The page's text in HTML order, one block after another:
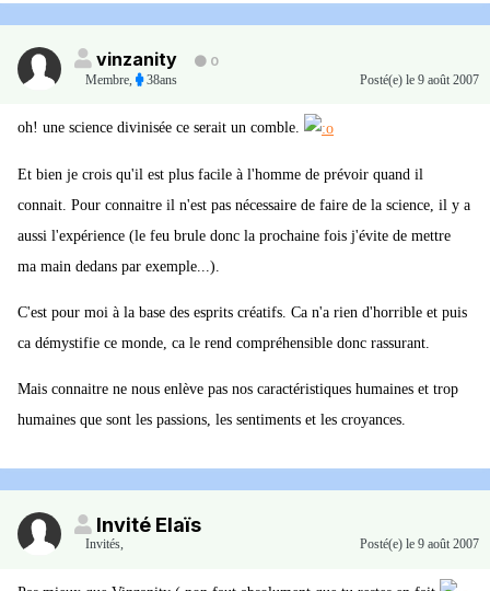
vinzanity
0
Membre, 38ans Posté(e) le 9 août 2007
oh! une science divinisée ce serait un comble.
Et bien je crois qu'il est plus facile à l'homme de prévoir quand il
connait. Pour connaitre il n'est pas nécessaire de faire de la science, il y a
aussi l'expérience (le feu brule donc la prochaine fois j'évite de mettre
ma main dedans par exemple...).
C'est pour moi à la base des esprits créatifs. Ca n'a rien d'horrible et puis
ca démystifie ce monde, ca le rend compréhensible donc rassurant.
Mais connaitre ne nous enlève pas nos caractéristiques humaines et trop
humaines que sont les passions, les sentiments et les croyances.
Invité Elaïs
Invités, Posté(e) le 9 août 2007